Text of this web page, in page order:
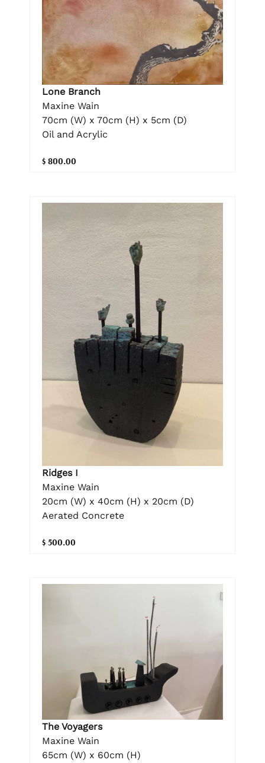
Lone Branch
Maxine Wain
70cm (W) x 70cm (H) x 5cm (D)
Oil and Acrylic
$ 800.00
Ridges I
Maxine Wain
20cm (W) x 40cm (H) x 20cm (D)
Aerated Concrete
$ 500.00
The Voyagers
Maxine Wain
65cm (W) x 60cm (H)